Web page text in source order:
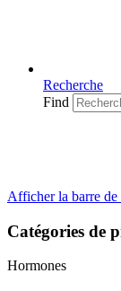
Recherche
Find
Afficher la barre de
Catégories de
Hormones